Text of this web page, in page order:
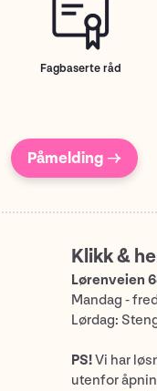
Fagbaserte råd
Påmelding →
Klikk &
Lørenveien
Mandag -
Lørdag:
PS!Vi har
utenfor